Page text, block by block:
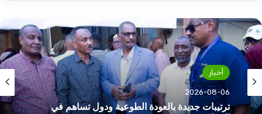
أخبار
2026-08-06
ترتيبات جديدة بالعودة الطوعية ودول تساهم في